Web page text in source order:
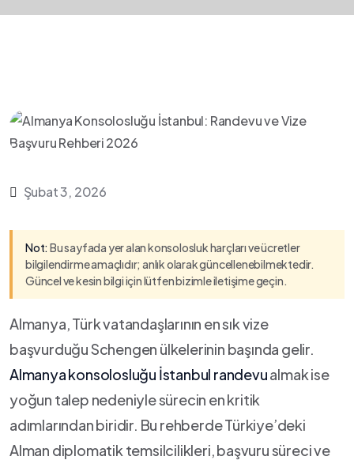
Şubat 3, 2026
Not: Bu sayfada yer alan konsolosluk harçları ve ücretler
bilgilendirme amaçlıdır; anlık olarak güncellenebilmektedir.
Güncel ve kesin bilgi için lütfen bizimle iletişime geçin.
Almanya, Türk vatandaşlarının en sık vize
başvurduğu Schengen ülkelerinin başında gelir.
Almanya konsolosluğu İstanbul randevualmak ise
yoğun talep nedeniyle sürecin en kritik
adımlarından biridir. Bu rehberde Türkiye’deki
Alman diplomatik temsilcilikleri, başvuru süreci ve